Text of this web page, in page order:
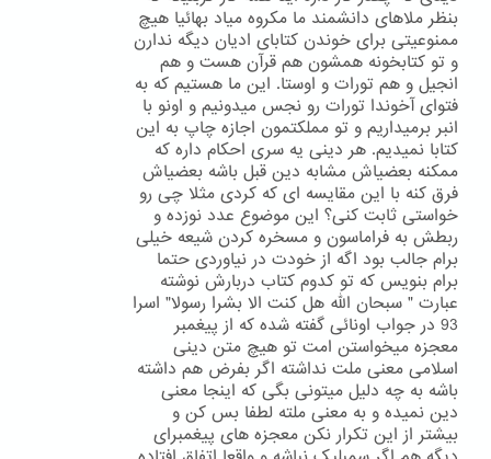
بنظر ملاهای دانشمند ما مکروه میاد بهائیا هیچ
ممنوعیتی برای خوندن کتابای ادیان دیگه ندارن
و تو کتابخونه همشون هم قرآن هست و هم
انجیل و هم تورات و اوستا. این ما هستیم که به
فتوای آخوندا تورات رو نجس میدونیم و اونو با
انبر برمیداریم و تو مملکتمون اجازه چاپ به این
کتابا نمیدیم. هر دینی یه سری احکام داره که
ممکنه بعضیاش مشابه دین قبل باشه بعضیاش
فرق کنه با این مقایسه ای که کردی مثلا چی رو
خواستی ثابت کنی؟ این موضوع عدد نوزده و
ربطش به فراماسون و مسخره کردن شیعه خیلی
برام جالب بود اگه از خودت در نیاوردی حتما
برام بنویس که تو کدوم کتاب دربارش نوشته
عبارت " سبحان الله هل کنت الا بشرا رسولا" اسرا
93 در جواب اونائی گفته شده که از پیغمبر
معجزه میخواستن امت تو هیچ متن دینی
اسلامی معنی ملت نداشته اگر بفرض هم داشته
باشه به چه دلیل میتونی بگی که اینجا معنی
دین نمیده و به معنی ملته لطفا بس کن و
بیشتر از این تکرار نکن معجزه های پیغمبرای